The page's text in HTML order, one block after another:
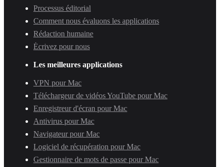
Processus éditorial
Comment nous évaluons les applications
Rédaction humaine
Écrivez pour nous
Les meilleures applications
VPN pour Mac
Téléchargeur de vidéos YouTube pour Mac
Enregistreur d'écran pour Mac
Antivirus pour Mac
Navigateur pour Mac
Logiciel de récupération pour Mac
Gestionnaire de mots de passe pour Mac